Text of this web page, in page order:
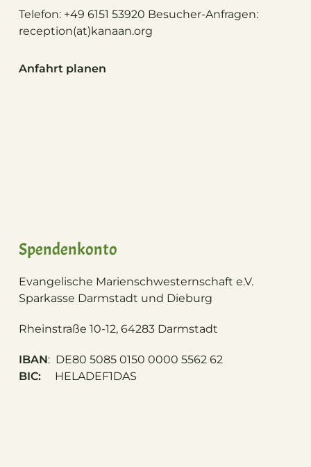
Telefon: +49 6151 53920 Besucher-Anfragen:
reception(at)kanaan.org
Anfahrt planen
Spendenkonto
Evangelische Marienschwesternschaft e.V.
Sparkasse Darmstadt und Dieburg
Rheinstraße 10-12, 64283 Darmstadt
IBAN: DE80 5085 0150 0000 5562 62
BIC:HELADEF1DAS